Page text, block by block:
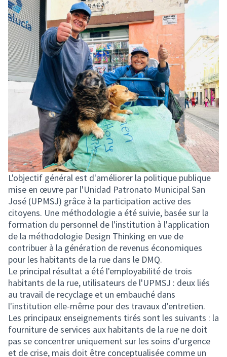
L'objectif général est d'améliorer la politique publique
mise en œuvre par l'Unidad Patronato Municipal San
José (UPMSJ) grâce à la participation active des
citoyens. Une méthodologie a été suivie, basée sur la
formation du personnel de l'institution à l'application
de la méthodologie Design Thinking en vue de
contribuer à la génération de revenus économiques
pour les habitants de la rue dans le DMQ.
Le principal résultat a été l'employabilité de trois
habitants de la rue, utilisateurs de l'UPMSJ : deux liés
au travail de recyclage et un embauché dans
l'institution elle-même pour des travaux d'entretien.
Les principaux enseignements tirés sont les suivants : la
fourniture de services aux habitants de la rue ne doit
pas se concentrer uniquement sur les soins d'urgence
et de crise, mais doit être conceptualisée comme un